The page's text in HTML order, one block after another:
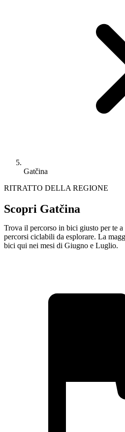
Gatčina
RITRATTO DELLA REGIONE
Scopri Gatčina
Trova il percorso in bici giusto per te
percorsi ciclabili da esplorare. La
bici qui nei mesi di Giugno e Luglio.